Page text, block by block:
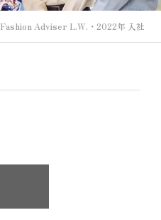
Fashion Adviser L.W.・2022年 入社